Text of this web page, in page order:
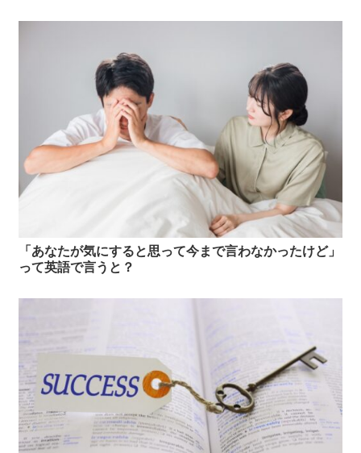
「あなたが気にすると思って今まで言わなかったけど」
って英語で言うと？